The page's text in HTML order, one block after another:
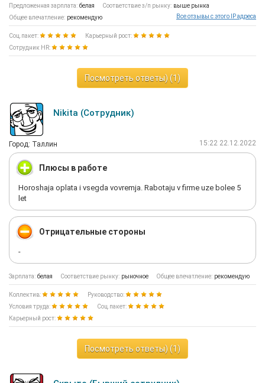
Предложенная зарплата: белая Соответствие з/п рынку: выше рынка
Общее впечатление: рекомендую Все отзывы с этого IP адреса
Соц.пакет:
Карьерный рост:
Сотрудник HR:
Посмотреть ответы) (1)
Nikita (Сотрудник)
Город: Таллин 15:22 22.12.2022
Плюсы в работе
Horoshaja oplata i vsegda vovremja. Rabotaju v firme uze bolee 5
let
Отрицательные стороны
-
Зарплата: белая Соответствие рынку: рыночное Общее впечатление: рекомендую
Коллектив:
Руководство:
Условия труда:
Соц.пакет:
Карьерный рост:
Посмотреть ответы) (1)